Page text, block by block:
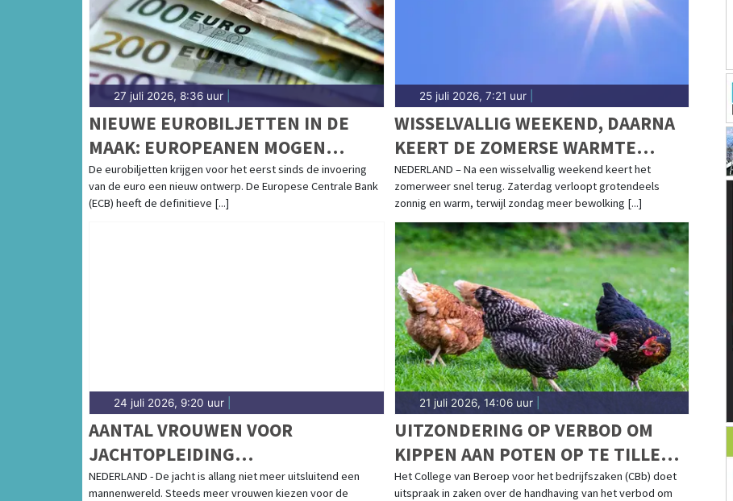
27 juli 2026, 8:36 uur
NIEUWE EUROBILJETTEN IN DE
MAAK: EUROPEANEN MOGEN
VOORKEUR AANGEVEN
De eurobiljetten krijgen voor het eerst sinds de invoering
van de euro een nieuw ontwerp. De Europese Centrale Bank
(ECB) heeft de definitieve [...]
25 juli 2026, 7:21 uur|
WISSELVALLIG WEEKEND, DAARNA
KEERT DE ZOMERSE WARMTE
TERUG
NEDERLAND – Na een wisselvallig weekend keert het
zomerweer snel terug. Zaterdag verloopt grotendeels
zonnig en warm, terwijl zondag meer bewolking [...]
24 juli 2026, 9:20 uur
AANTAL VROUWEN VOOR
JACHTOPLEIDING
VERDRIEVOUDIGD
NEDERLAND - De jacht is allang niet meer uitsluitend een
mannenwereld. Steeds meer vrouwen kiezen voor de
21 juli 2026, 14:06 uur|
UITZONDERING OP VERBOD OM
KIPPEN AAN POTEN OP TE TILLEN
IS NIET TOEGESTAAN
Het College van Beroep voor het bedrijfszaken (CBb) doet
uitspraak in zaken over de handhaving van het verbod om